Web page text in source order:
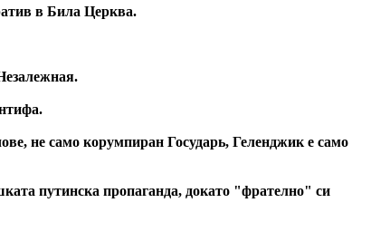
в Била Церква.
не само корумпиран Государь, Геленджик е само
путинска пропаганда, докато "фрателно" си